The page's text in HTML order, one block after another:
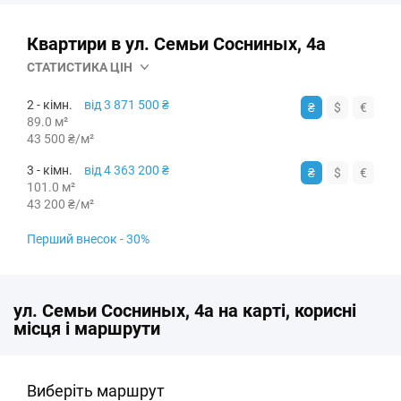
ознайомлювальних цілях
Квартири в ул. Семьи Сосниных, 4а
СТАТИСТИКА ЦІН
2 - кімн. від 3 871 500 ₴ ₴ $
€
89.0 м²
43 500 ₴/м²
3 - кімн. від 4 363 200 ₴ ₴ $
€
101.0 м²
43 200 ₴/м²
Перший внесок - 30%
ул. Семьи Сосниных, 4а на карті, корисні
місця і маршрути
Виберіть маршрут